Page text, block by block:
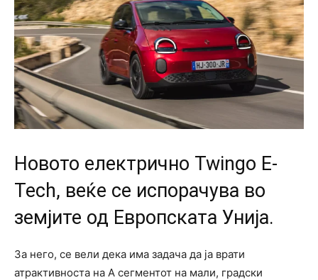
Новото електрично Twingo E-
Tech, веќе се испорачува во
земјите од Европската Унија.
За него, се вели дека има задача да ја врати
атрактивноста на А сегментот на мали, градски